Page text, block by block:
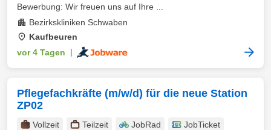
Bewerbung: Wir freuen uns auf Ihre ...
Bezirkskliniken Schwaben
Kaufbeuren
vor 4 Tagen
Pflegefachkräfte (m/w/d) für die neue Station
ZP02
Vollzeit Teilzeit JobRad
JobTicket